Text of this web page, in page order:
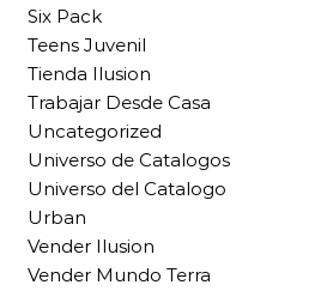
Six Pack
Teens Juvenil
Tienda Ilusion
Trabajar Desde Casa
Uncategorized
Universo de Catalogos
Universo del Catalogo
Urban
Vender Ilusion
Vender Mundo Terra